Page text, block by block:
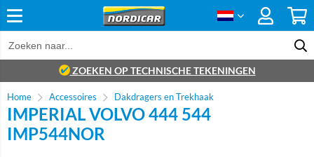
ZOEKEN OP TECHNISCHE TEKENINGEN
Home Accessoires Dakdragers en Trekhaak
IMPERIAL VOLVO 444 544
IMP544NOR